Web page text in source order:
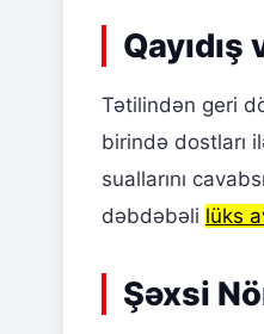
Qayıdış
Tətilindən geri
birində dostları
suallarını
dəbdəbəli lüks
Şəxsi